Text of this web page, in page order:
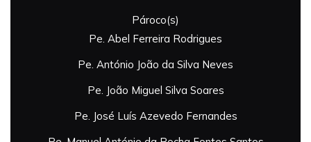
Pároco(s)
Pe. Abel Ferreira Rodrigues
Pe. António João da Silva Neves
Pe. João Miguel Silva Soares
Pe. José Luís Azevedo Fernandes